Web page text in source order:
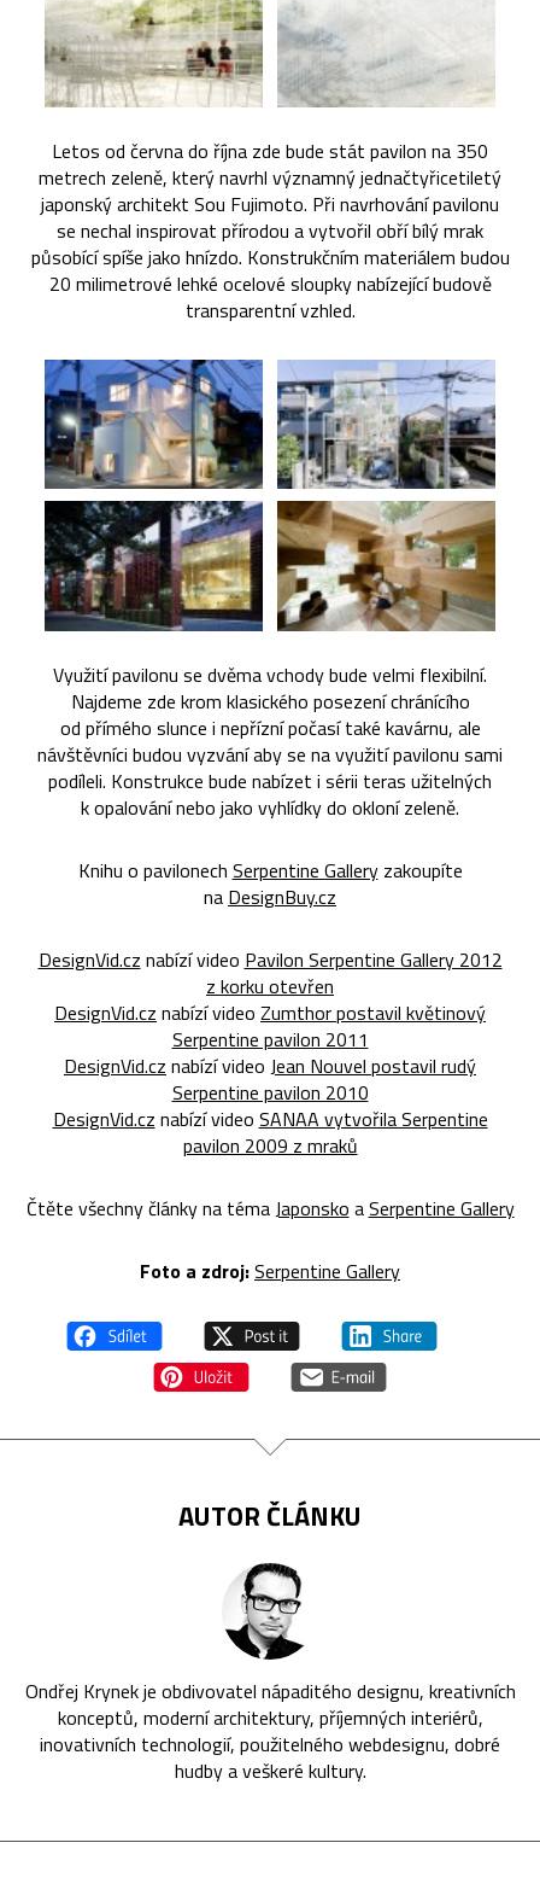
Letos od června do října zde bude stát pavilon na 350
metrech zeleně, který navrhl významný jednačtyřicetiletý
japonský architekt Sou Fujimoto. Při navrhování pavilonu
se nechal inspirovat přírodou a vytvořil obří bílý mrak
působící spíše jako hnízdo. Konstrukčním materiálem budou
20 milimetrové lehké ocelové sloupky nabízející budově
transparentní vzhled.
Využití pavilonu se dvěma vchody bude velmi flexibilní.
Najdeme zde krom klasického posezení chránícího
od přímého slunce i nepřízní počasí také kavárnu, ale
návštěvníci budou vyzvání aby se na využití pavilonu sami
podíleli. Konstrukce bude nabízet i sérii teras užitelných
k opalování nebo jako vyhlídky do okloní zeleně.
Knihu o pavilonech Serpentine Galleryzakoupíte
na DesignBuy.cz
DesignVid.cz nabízí video Pavilon Serpentine Gallery 2012
z korku otevřen
DesignVid.cz nabízí video Zumthor postavil květinový
Serpentine pavilon 2011
DesignVid.cz nabízí video Jean Nouvel postavil rudý
Serpentine pavilon 2010
DesignVid.cz nabízí video SANAA vytvořila Serpentine
pavilon 2009 z mraků
Čtěte všechny články na témaJaponsko aSerpentine Gallery
Foto a zdroj:Serpentine Gallery
AUTOR ČLÁNKU
Ondřej Krynek je obdivovatel nápaditého designu, kreativních
konceptů, moderní architektury, příjemných interiérů,
inovativních technologií, použitelného webdesignu, dobré
hudby a veškeré kultury.